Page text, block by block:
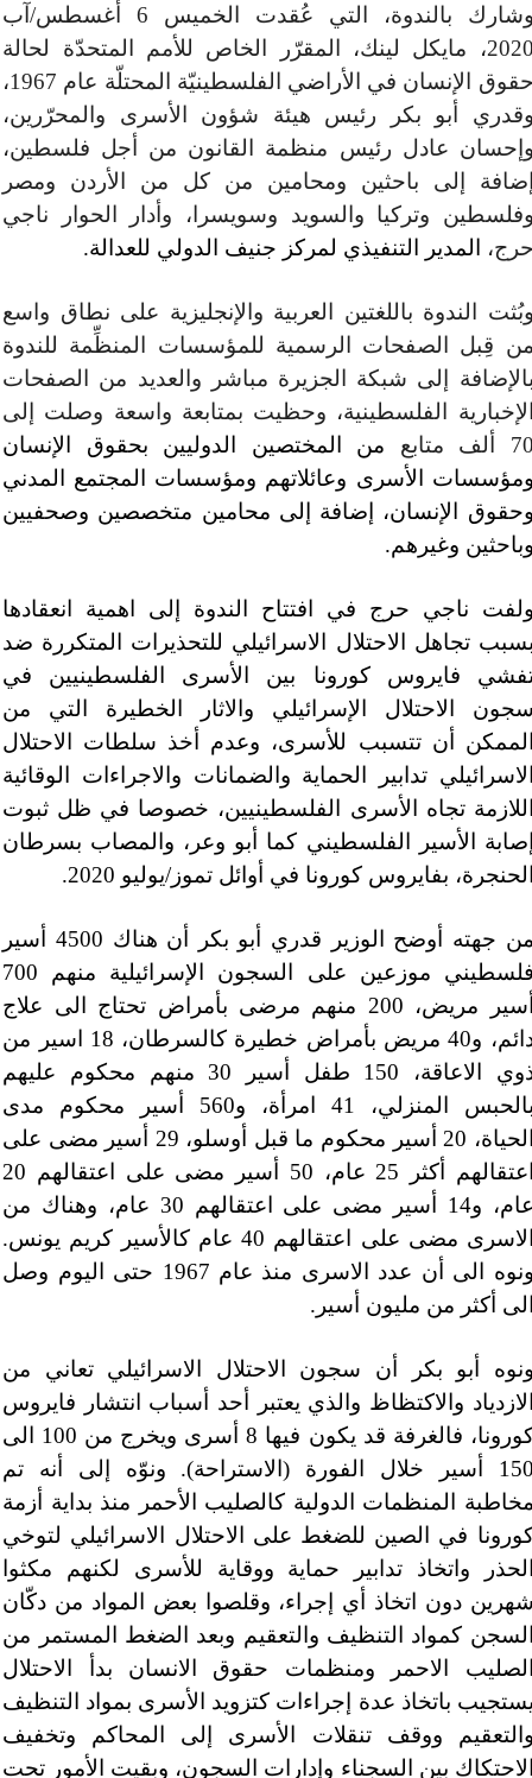
وشارك بالندوة، التي عُقدت الخميس 6 أغسطس/آب
2020، مايكل لينك، المقرّر الخاص للأمم المتحدّة لحالة
حقوق الإنسان في الأراضي الفلسطينيّة المحتلّة عام 1967،
أبو بكر رئيس هيئة شؤون الأسرى والمحرّرين،
عادل رئيس منظمة القانون من أجل فلسطين،
إلى باحثين ومحامين من كل من الأردن ومصر
وتركيا والسويد وسويسرا، وأدار الحوار ناجي
المدير التنفيذي لمركز جنيف الدولي للعدالة.
الندوة باللغتين العربية والإنجليزية على نطاق واسع
قِبل الصفحات الرسمية للمؤسسات المنظِّمة للندوة
إلى شبكة الجزيرة مباشر والعديد من الصفحات
الفلسطينية، وحظيت بمتابعة واسعة وصلت إلى
متابع
من المختصين الدوليين بحقوق الإنسان
الأسرى وعائلاتهم ومؤسسات المجتمع المدني
الإنسان، إضافة إلى محامين متخصصين وصحفيين
وغيرهم.
ناجي حرج في افتتاح الندوة إلى اهمية انعقادها
تجاهل الاحتلال الاسرائيلي للتحذيرات المتكررة ضد
فايروس كورونا بين الأسرى الفلسطينيين في
الاحتلال الإسرائيلي والاثار الخطيرة التي من
أن تتسبب للأسرى، وعدم أخذ سلطات الاحتلال
تدابير الحماية والضمانات والاجراءات الوقائية
تجاه الأسرى الفلسطينيين، خصوصا في ظل ثبوت
الأسير الفلسطيني كما أبو وعر، والمصاب بسرطان
بفايروس كورونا في أوائل تموز/يوليو 2020.
من جهته أوضح الوزير قدري أبو بكر أن هناك 4500 أسير
فلسطيني موزعين على السجون الإسرائيلية منهم 700
أسير مريض، 200 منهم مرضى بأمراض تحتاج الى علاج
دائم، و40 مريض بأمراض خطيرة كالسرطان، 18 اسير من
ذوي الاعاقة، 150 طفل أسير 30 منهم محكوم عليهم
بالحبس المنزلي، 41 امرأة، و560 أسير محكوم مدى
الحياة، 20 أسير محكوم ما قبل أوسلو، 29 أسير مضى على
اعتقالهم أكثر 25 عام، 50 أسير مضى على اعتقالهم 20
عام، و14 أسير مضى على اعتقالهم 30 عام، وهناك من
الاسرى مضى على اعتقالهم 40 عام كالأسير كريم يونس.
ونوه الى أن عدد الاسرى منذ عام 1967 حتى اليوم وصل
أكثر من مليون أسير.
أبو بكر أن سجون الاحتلال الاسرائيلي تعاني من
والاكتظاظ والذي يعتبر أحد أسباب انتشار فايروس
كورونا، فالغرفة قد يكون فيها 8 أسرى ويخرج من 100 الى
150 أسير خلال الفورة (الاستراحة). ونوّه إلى أنه تم
المنظمات الدولية كالصليب الأحمر منذ بداية أزمة
في الصين للضغط على الاحتلال الاسرائيلي لتوخي
واتخاذ تدابير حماية ووقاية للأسرى لكنهم مكثوا
دون اتخاذ أي إجراء، وقلصوا بعض المواد من دكّان
كمواد التنظيف والتعقيم وبعد الضغط المستمر من
الاحمر ومنظمات حقوق الانسان بدأ الاحتلال
باتخاذ عدة إجراءات كتزويد الأسرى بمواد التنظيف
ووقف تنقلات الأسرى إلى المحاكم وتخفيف
بين السجناء وإدارات السجون، وبقيت الأمور تحت